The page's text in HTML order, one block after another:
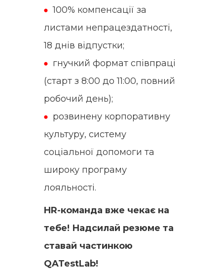
100% компенсації за
листами непрацездатності,
18 днів відпустки;
гнучкий формат співпраці
(старт з 8:00 до 11:00, повний
робочий день);
розвинену корпоративну
культуру, систему
соціальної допомоги та
широку програму
лояльності.
HR-команда вже чекає на
тебе! Надсилай резюме та
ставай частинкою
QATestLab!